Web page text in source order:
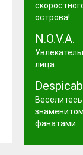
острова!
N.O.V.A.
лица.
фанатами